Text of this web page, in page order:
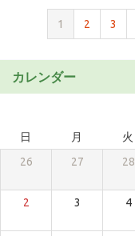
1 2 3
カレンダー
日 月 火
26
27 28
2 3 4